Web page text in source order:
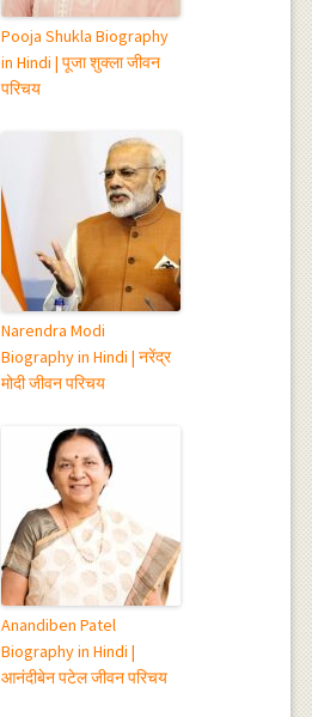
Pooja Shukla Biography
in Hindi | पूजा शुक्ला जीवन
परिचय
Narendra Modi
Biography in Hindi | नरेंद्र
मोदी जीवन परिचय
Anandiben Patel
Biography in Hindi |
आनंदीबेन पटेल जीवन परिचय